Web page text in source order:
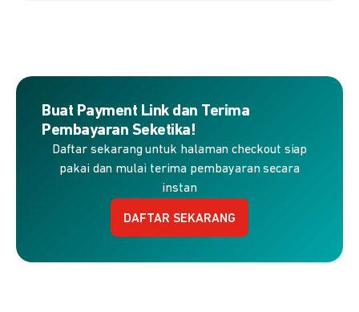
Buat Payment Link dan Terima
Pembayaran Seketika!
Daftar sekarang untuk halaman checkout siap
pakai dan mulai terima pembayaran secara
instan
DAFTAR SEKARANG